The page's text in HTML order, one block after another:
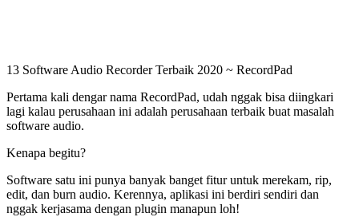
13 Software Audio Recorder Terbaik 2020 ~ RecordPad
Pertama kali dengar nama RecordPad, udah nggak bisa diingkari
lagi kalau perusahaan ini adalah perusahaan terbaik buat masalah
software audio.
Kenapa begitu?
Software satu ini punya banyak banget fitur untuk merekam, rip,
edit, dan burn audio. Kerennya, aplikasi ini berdiri sendiri dan
nggak kerjasama dengan plugin manapun loh!